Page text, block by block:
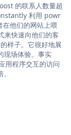
的联系人数量超
利用 powr
他们的网站上喂
快速向他们的客
样子。它很好地展
现场体验。事实
用程序交互的访问